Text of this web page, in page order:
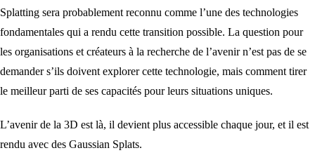
Splatting sera probablement reconnu comme l’une des technologies
fondamentales qui a rendu cette transition possible. La question pour
les organisations et créateurs à la recherche de l’avenir n’est pas de se
demander s’ils doivent explorer cette technologie, mais comment tirer
le meilleur parti de ses capacités pour leurs situations uniques.
L’avenir de la 3D est là, il devient plus accessible chaque jour, et il est
rendu avec des Gaussian Splats.